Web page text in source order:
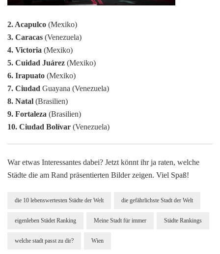
2. Acapulco (Mexiko)
3. Caracas (Venezuela)
4. Victoria (Mexiko)
5. Cuidad Juárez (Mexiko)
6. Irapuato (Mexiko)
7. Ciudad Guayana (Venezuela)
8. Natal (Brasilien)
9. Fortaleza (Brasilien)
10. Ciudad Bolívar (Venezuela)
War etwas Interessantes dabei? Jetzt könnt ihr ja raten, welche
Städte die am Rand präsentierten Bilder zeigen. Viel Spaß!
die 10 lebenswertesten Städte der Welt die gefährlichste Stadt der Welt
eigenleben Städet Ranking Meine Stadt für immer Städte Rankings
welche stadt passt zu dir? Wien